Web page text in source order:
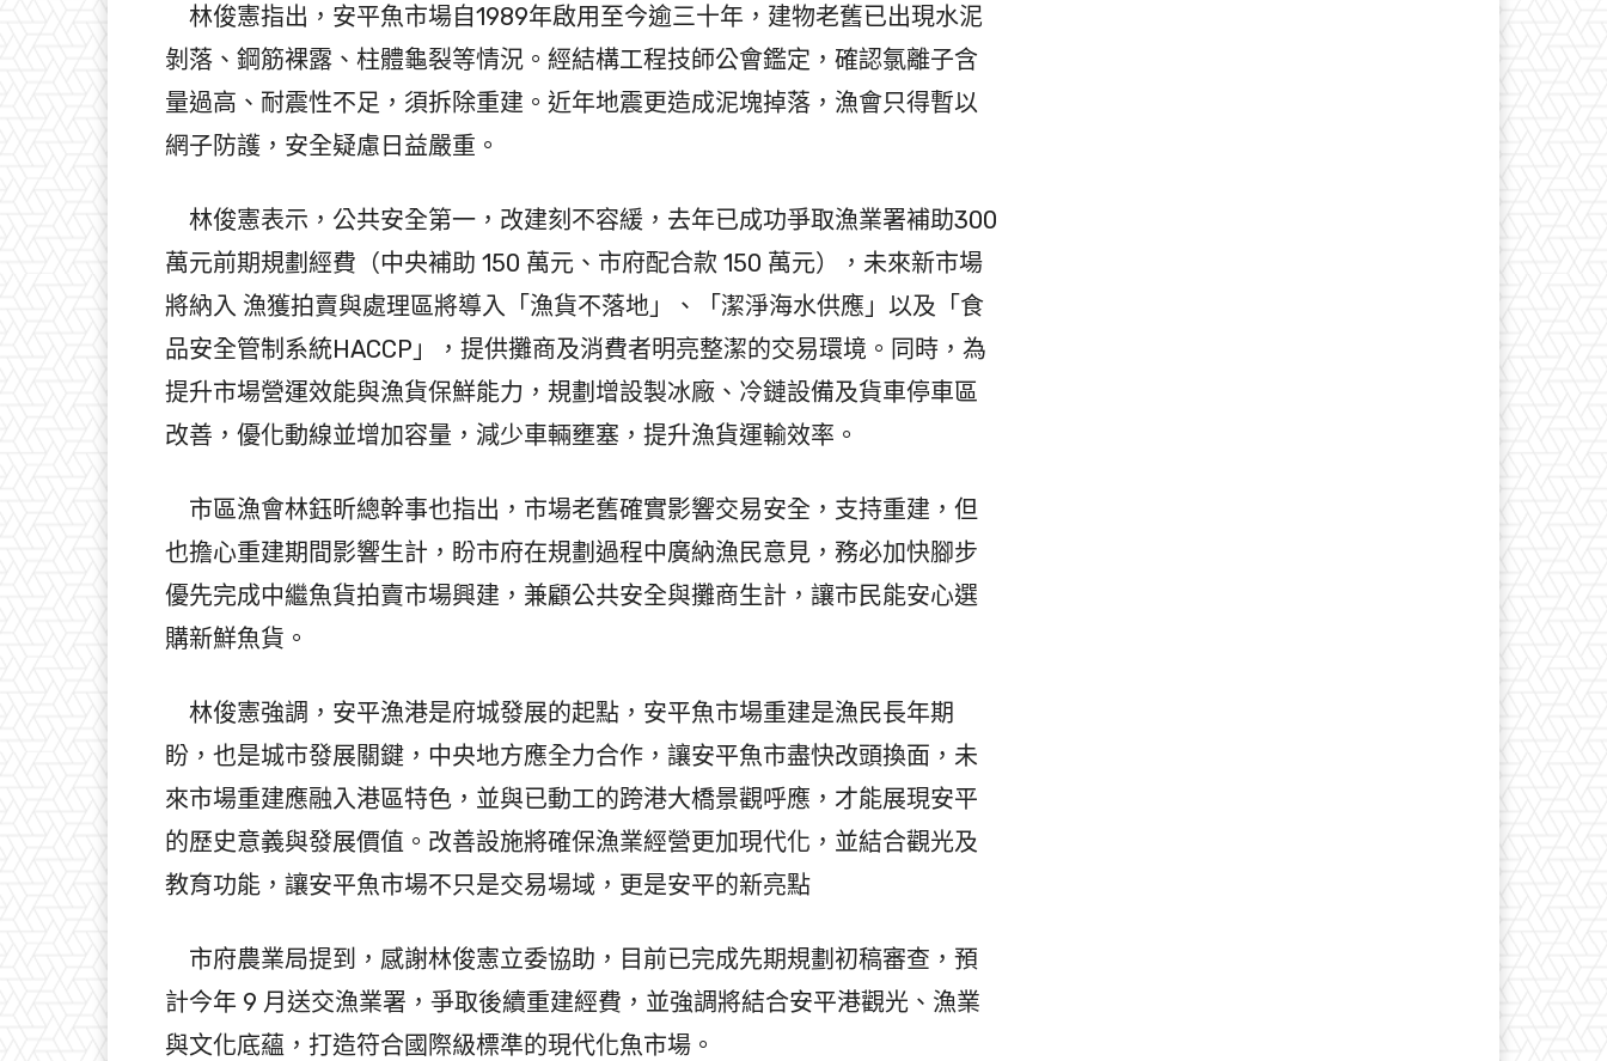
林俊憲指出，安平魚市場自1989年啟用至今逾三十年，建物老舊已出現水泥
剝落、鋼筋裸露、柱體龜裂等情況。經結構工程技師公會鑑定，確認氯離子含
量過高、耐震性不足，須拆除重建。近年地震更造成泥塊掉落，漁會只得暫以
網子防護，安全疑慮日益嚴重。
林俊憲表示，公共安全第一，改建刻不容緩，去年已成功爭取漁業署補助300
萬元前期規劃經費（中央補助 150 萬元、市府配合款 150 萬元），未來新市場
將納入 漁獲拍賣與處理區將導入「漁貨不落地」、「潔淨海水供應」以及「食
品安全管制系統HACCP」，提供攤商及消費者明亮整潔的交易環境。同時，為
提升市場營運效能與漁貨保鮮能力，規劃增設製冰廠、冷鏈設備及貨車停車區
改善，優化動線並增加容量，減少車輛壅塞，提升漁貨運輸效率。
市區漁會林鈺昕總幹事也指出，市場老舊確實影響交易安全，支持重建，但
也擔心重建期間影響生計，盼市府在規劃過程中廣納漁民意見，務必加快腳步
優先完成中繼魚貨拍賣市場興建，兼顧公共安全與攤商生計，讓市民能安心選
購新鮮魚貨。
林俊憲強調，安平漁港是府城發展的起點，安平魚市場重建是漁民長年期
盼，也是城市發展關鍵，中央地方應全力合作，讓安平魚市盡快改頭換面，未
來市場重建應融入港區特色，並與已動工的跨港大橋景觀呼應，才能展現安平
的歷史意義與發展價值。改善設施將確保漁業經營更加現代化，並結合觀光及
教育功能，讓安平魚市場不只是交易場域，更是安平的新亮點
市府農業局提到，感謝林俊憲立委協助，目前已完成先期規劃初稿審查，預
計今年 9 月送交漁業署，爭取後續重建經費，並強調將結合安平港觀光、漁業
與文化底蘊，打造符合國際級標準的現代化魚市場。